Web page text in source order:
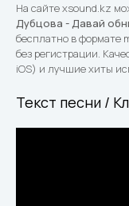
На сайте xsound.kz
Дубцова - Давай
бесплатно в формате
без регистрации.
iOS) и лучшие хиты
Текст песни /